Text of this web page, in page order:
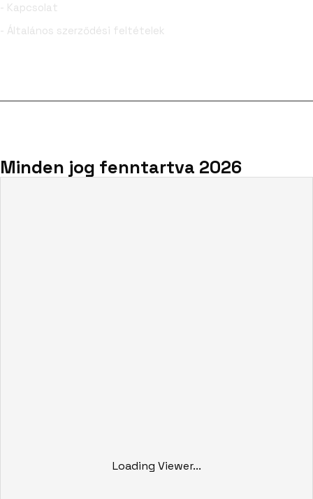
- Kapcsolat
- Általános szerződési feltételek
Minden jog fenntartva 2026
Loading Viewer...